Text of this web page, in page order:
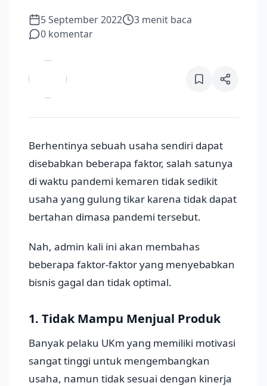
5 September 2022 3 menit baca
0 komentar
Berhentinya sebuah usaha sendiri dapat
disebabkan beberapa faktor, salah satunya
di waktu pandemi kemaren tidak sedikit
usaha yang gulung tikar karena tidak dapat
bertahan dimasa pandemi tersebut.
Nah, admin kali ini akan membahas
beberapa faktor-faktor yang menyebabkan
bisnis gagal dan tidak optimal.
1. Tidak Mampu Menjual Produk
Banyak pelaku UKm yang memiliki motivasi
sangat tinggi untuk mengembangkan
usaha, namun tidak sesuai dengan kinerja